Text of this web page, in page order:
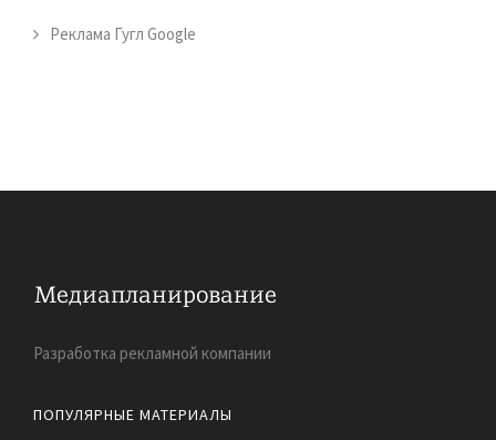
Реклама Гугл Google
Разработка рекламной компании
ПОПУЛЯРНЫЕ МАТЕРИАЛЫ